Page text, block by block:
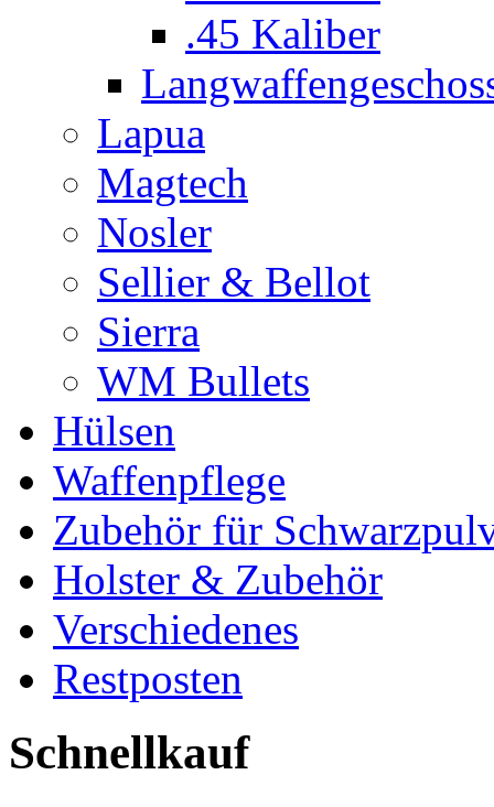
.45 Kaliber
Lapua
Magtech
Nosler
Sellier & Bellot
Sierra
WM Bullets
Hülsen
Waffenpflege
Zubehör für
Holster & Zubehör
Verschiedenes
Restposten
Schnellkauf